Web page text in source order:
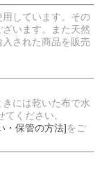
しています。その
います。また天然
された商品を販売
には乾いた布で水
ください。
・保管の方法]をご